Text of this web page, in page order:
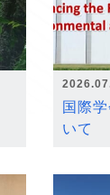
国際
いて